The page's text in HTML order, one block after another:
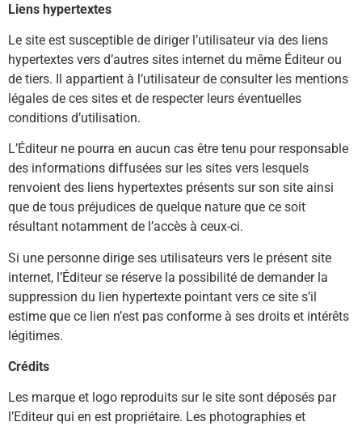
Liens hypertextes
Le site est susceptible de diriger l’utilisateur via des liens
hypertextes vers d’autres sites internet du même Éditeur ou
de tiers. Il appartient à l’utilisateur de consulter les mentions
légales de ces sites et de respecter leurs éventuelles
conditions d’utilisation.
L’Éditeur ne pourra en aucun cas être tenu pour responsable
des informations diffusées sur les sites vers lesquels
renvoient des liens hypertextes présents sur son site ainsi
que de tous préjudices de quelque nature que ce soit
résultant notamment de l’accès à ceux-ci.
Si une personne dirige ses utilisateurs vers le présent site
internet, l’Éditeur se réserve la possibilité de demander la
suppression du lien hypertexte pointant vers ce site s’il
estime que ce lien n’est pas conforme à ses droits et intérêts
légitimes.
Crédits
Les marque et logo reproduits sur le site sont déposés par
l’Editeur qui en est propriétaire. Les photographies et